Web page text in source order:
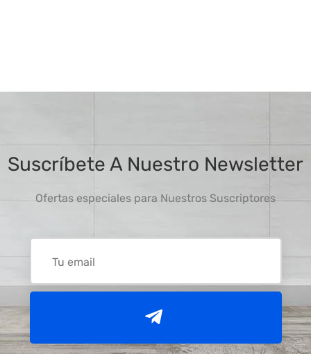
Suscríbete A Nuestro Newsletter
Ofertas especiales para Nuestros Suscriptores